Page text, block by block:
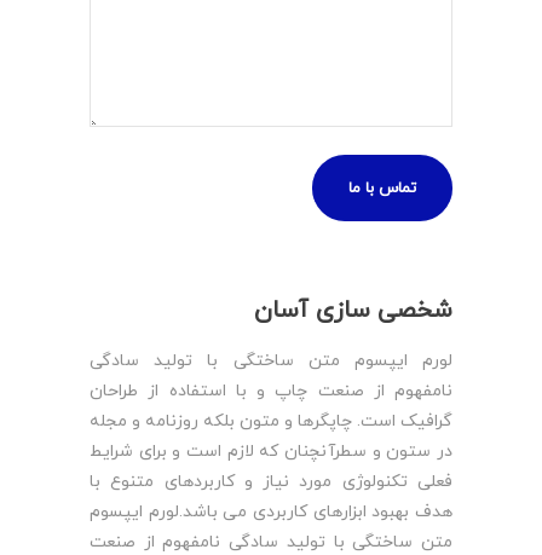
شخصی سازی آسان
لورم ایپسوم متن ساختگی با تولید سادگی
نامفهوم از صنعت چاپ و با استفاده از طراحان
گرافیک است. چاپگرها و متون بلکه روزنامه و مجله
در ستون و سطرآنچنان که لازم است و برای شرایط
فعلی تکنولوژی مورد نیاز و کاربردهای متنوع با
هدف بهبود ابزارهای کاربردی می باشد.لورم ایپسوم
متن ساختگی با تولید سادگی نامفهوم از صنعت